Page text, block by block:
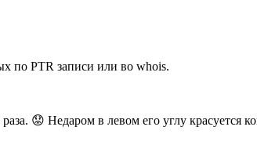
по PTR записи или во whois.
😟 Недаром в левом его углу красуется